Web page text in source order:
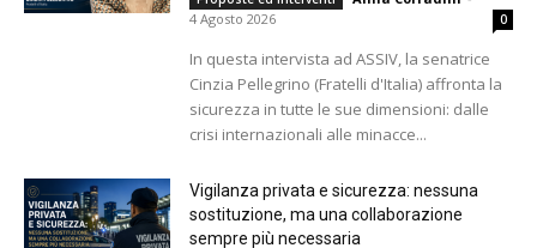
4 Agosto 2026
0
In questa intervista ad ASSIV, la senatrice
Cinzia Pellegrino (Fratelli d'Italia) affronta la
sicurezza in tutte le sue dimensioni: dalle
crisi internazionali alle minacce...
Vigilanza privata e sicurezza: nessuna
sostituzione, ma una collaborazione
sempre più necessaria